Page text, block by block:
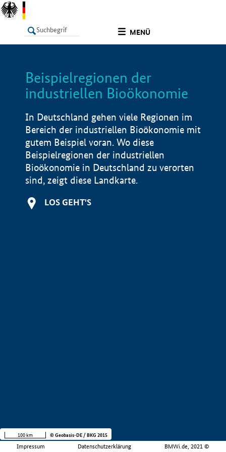
MENÜ
LISTE
Beispielregionen der
industriellen Bioökonomie
In Deutschland gehen viele Regionen im
Bereich der industriellen Bioökonomie mit
gutem Beispiel voran. Wo diese
Beispielregionen der industriellen
Bioökonomie in Deutschland zu verorten
sind, zeigt diese Landkarte.
LOS GEHT'S
Impressum Datenschutzerklärung BMWi.de, 2021 ©
100 km © Geobasis-DE / BKG 2015